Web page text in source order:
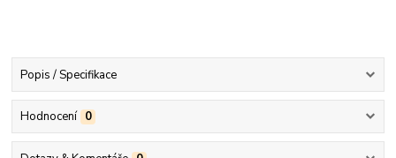
Popis / Specifikace
Hodnocení 0